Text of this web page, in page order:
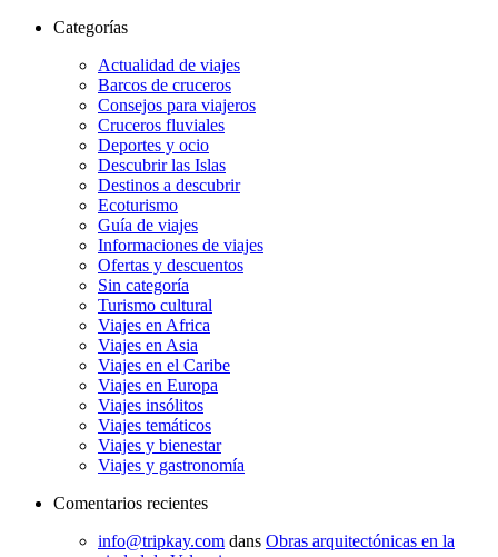
Categorías
Actualidad de viajes
Barcos de cruceros
Consejos para viajeros
Cruceros fluviales
Deportes y ocio
Descubrir las Islas
Destinos a descubrir
Ecoturismo
Guía de viajes
Informaciones de viajes
Ofertas y descuentos
Sin categoría
Turismo cultural
Viajes en Africa
Viajes en Asia
Viajes en el Caribe
Viajes en Europa
Viajes insólitos
Viajes temáticos
Viajes y bienestar
Viajes y gastronomía
Comentarios recientes
info@tripkay.com dans Obras arquitectónicas en la